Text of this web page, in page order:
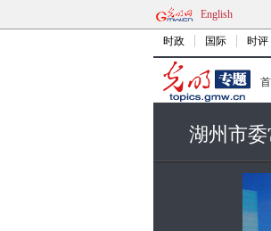
English
时政 国际 时评
湖州市